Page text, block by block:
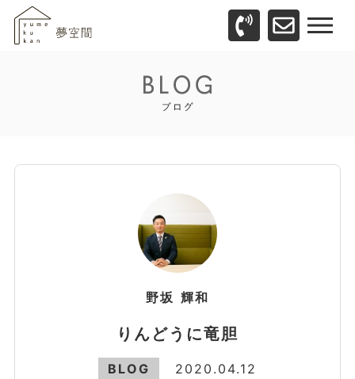
野坂 輝和
りんどうに竜胆
BLOG 2020.04.12